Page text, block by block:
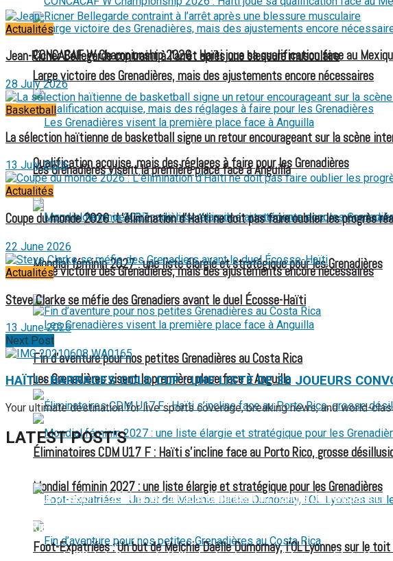
CONCACAF W Championship 2026 : Haïti joue sa qualification face au
Qualification acquise, mais des réglages à faire pour les Grenadières
Large victoire des Grenadières, mais des ajustements encore nécessaires
Les Grenadières visent la première place face à Anguilla
Mondial féminin 2027 : une liste élargie et stratégique pour les Grenadières
Large victoire des Grenadières, mais des ajustements encore nécessaires
Les Grenadières visent la première place face à Anguilla
Mondial féminin 2027 : une liste élargie et stratégique pour les Grenadières
Fin d’aventure pour nos petites Grenadières au Costa Rica
Éliminatoires CDM U17 F : Haïti s’incline face au Porto Rico, grosse
Foot-Expatriées : Un but de Melchie Daëlle Dumornay, l’OL Lyonnes sur le
Actualités
Jean-Ricner Bellegarde contraint à l’arrêt après une blessure musculaire
28 July 2026
Basketball
La sélection haïtienne de basketball signe un retour encourageant sur la scène
13 July 2026
Actualités
Coupe du monde 2026 : L’élimination d’Haïti ne doit pas faire oublier les progrès
22 June 2026
Actualités
Steve Clarke se méfie des Grenadiers avant le duel Écosse-Haïti
13 June 2026
Next Post
HAÏTI - BARRAGES GOLD CUP : UNE LISTE DE 30 JOUEURS
Your ultimate destination for live sports coverage, breaking news, and world-
LATEST POST'S
FIFA sous pression : l’UEFA et la Concacaf dénoncent un manque de transparence
Jean-Ricner Bellegarde contraint à l’arrêt après une blessure musculaire
Championnat U20 de la Concacaf : Haïti s’incline lourdement face aux États-Unis